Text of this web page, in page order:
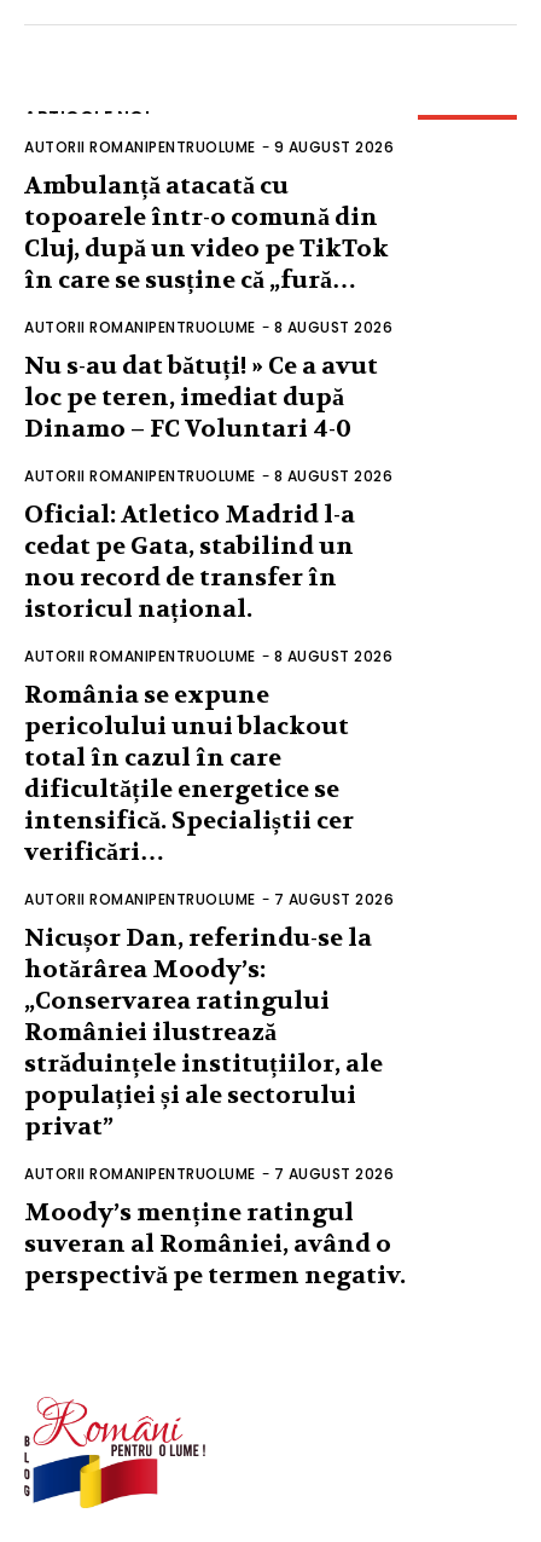
ARTICOLE NOI
AUTORII ROMANIPENTRUOLUME - 9 AUGUST 2026
Ambulanță atacată cu
topoarele într-o comună din
Cluj, după un video pe TikTok
în care se susține că „fură…
AUTORII ROMANIPENTRUOLUME - 8 AUGUST 2026
Nu s-au dat bătuți! » Ce a avut
loc pe teren, imediat după
Dinamo – FC Voluntari 4-0
AUTORII ROMANIPENTRUOLUME - 8 AUGUST 2026
Oficial: Atletico Madrid l-a
cedat pe Gata, stabilind un
nou record de transfer în
istoricul național.
AUTORII ROMANIPENTRUOLUME - 8 AUGUST 2026
România se expune
pericolului unui blackout
total în cazul în care
dificultățile energetice se
intensifică. Specialiștii cer
verificări…
AUTORII ROMANIPENTRUOLUME - 7 AUGUST 2026
Nicușor Dan, referindu-se la
hotărârea Moody’s:
„Conservarea ratingului
României ilustrează
străduințele instituțiilor, ale
populației și ale sectorului
privat”
AUTORII ROMANIPENTRUOLUME - 7 AUGUST 2026
Moody’s menține ratingul
suveran al României, având o
perspectivă pe termen negativ.